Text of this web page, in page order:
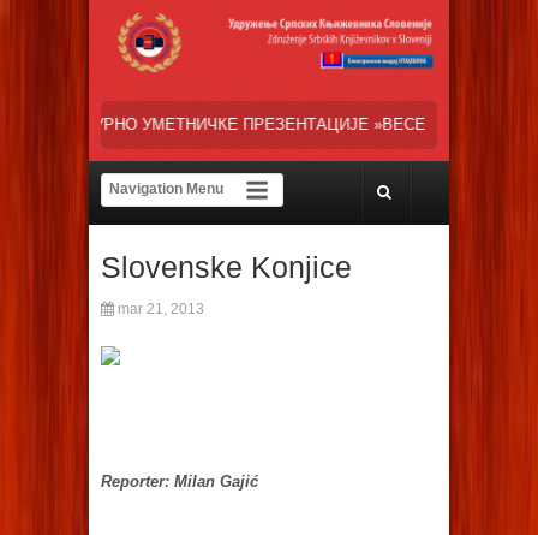
»ВЕСЕЛИ ДАНИ СРПСКЕ ДИЈАСПОРЕ« НАША ТРЕНУТНА
Slovenske Konjice
mar 21, 2013
Reporter: Milan Gajić